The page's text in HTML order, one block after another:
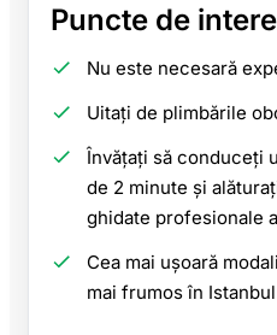
Puncte de
Nu este necesară
Uitați de plimbările
Învățați să conduceți
de 2 minute și
ghidate profesionale
Cea mai ușoară
mai frumos în Istanbul